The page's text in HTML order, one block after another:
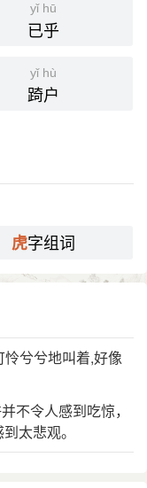
yǐ hū
已乎
yǐ hù
踦户
虎字组词
兮兮地叫着,好像
不令人感到吃惊，
太悲观。